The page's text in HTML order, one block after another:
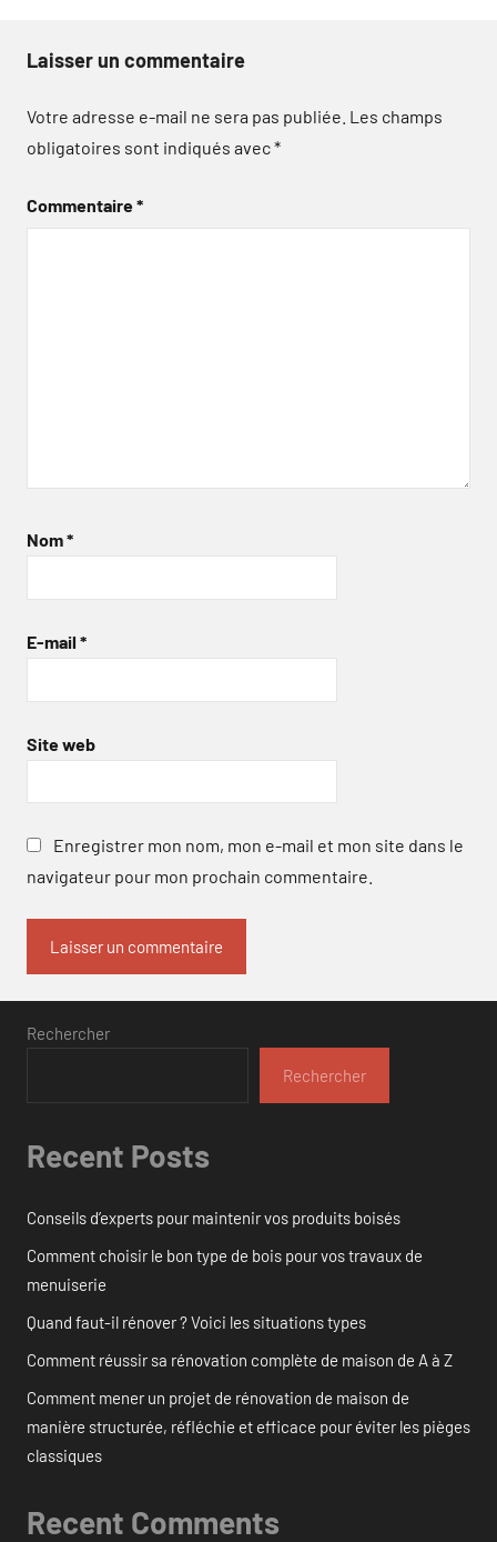
Laisser un commentaire
Votre adresse e-mail ne sera pas publiée. Les champs
obligatoires sont indiqués avec*
Commentaire*
Nom*
E-mail *
Site web
Enregistrer mon nom, mon e-mail et mon site dans le
navigateur pour mon prochain commentaire.
Rechercher
Rechercher
Recent Posts
Conseils d’experts pour maintenir vos produits boisés
Comment choisir le bon type de bois pour vos travaux de
menuiserie
Quand faut-il rénover ? Voici les situations types
Comment réussir sa rénovation complète de maison de A à Z
Comment mener un projet de rénovation de maison de
manière structurée, réfléchie et efficace pour éviter les pièges
classiques
Recent Comments